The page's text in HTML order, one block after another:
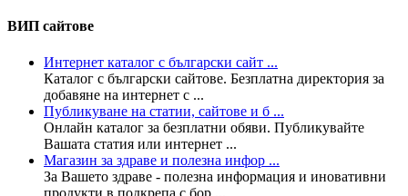
ВИП сайтове
Интернет каталог с български сайт ...
Каталог с български сайтове. Безплатна директория за
добавяне на интернет с ...
Публикуване на статии, сайтове и б ...
Онлайн каталог за безплатни обяви. Публикувайте
Вашата статия или интернет ...
Магазин за здраве и полезна инфор ...
За Вашето здраве - полезна информация и иновативни
продукти в подкрепа с бор ...